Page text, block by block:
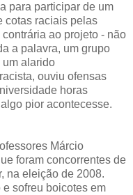
para participar de um
cotas raciais pelas
ao projeto - não
a palavra, um grupo
um alarido
ouviu ofensas
horas
pior acontecesse.
Márcio
foram concorrentes de
na eleição de 2008.
e sofreu boicotes em